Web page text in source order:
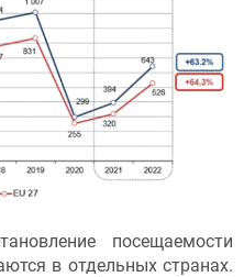
посещаемости
в отдельных странах.